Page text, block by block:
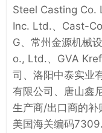
Steel Casting Co.
Inc. Ltd.、Cast-
G、常州金源机械
o., Ltd.、GVA
司、洛阳中泰实业
有限公司、唐山鑫
生产商/出口商的补
美国海关编码